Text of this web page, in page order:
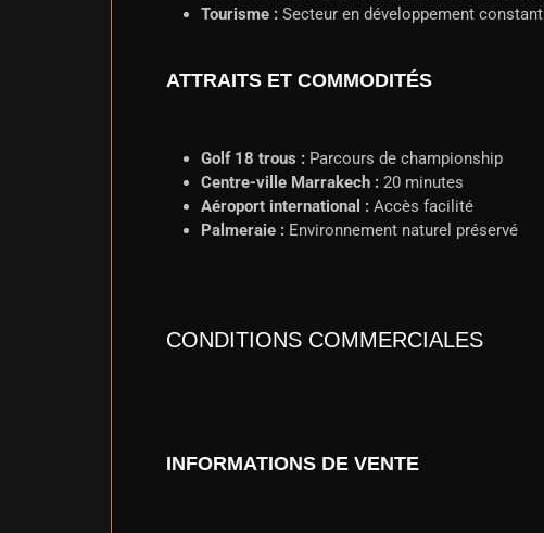
Tourisme : Secteur en développement constant
ATTRAITS ET COMMODITÉS
Golf 18 trous : Parcours de championship
Centre-ville Marrakech : 20 minutes
Aéroport international : Accès facilité
Palmeraie : Environnement naturel préservé
CONDITIONS COMMERCIALES
INFORMATIONS DE VENTE